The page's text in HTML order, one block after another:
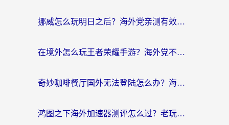
挪威怎么玩明日之后？海外党亲测有效的国服游戏加速指南
在境外怎么玩王者荣耀手游？海外党不卡顿的终极加速器选择指南
奇妙咖啡餐厅国外无法登陆怎么办？海外党必看的国服游戏加速全攻略
鸿图之下海外加速器测评怎么过？老玩家亲测有效的选择指南